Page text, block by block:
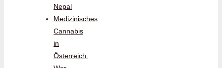
Nepal
Medizinisches
Cannabis
in
Österreich: